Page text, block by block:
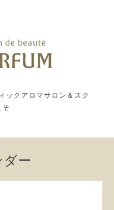
ックアロマサロン＆スク
そ
ー